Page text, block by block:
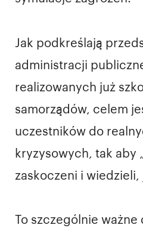
Jak podkreślają
administracji
realizowanych już
samorządów, celem
uczestników do
kryzysowych, tak aby
zaskoczeni i wiedzieli,
To szczególnie ważne